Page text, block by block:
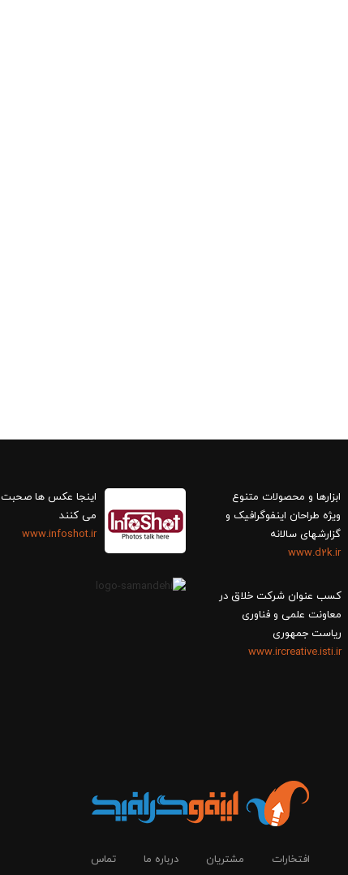
ابزارها و محصولات متنوع
ویژه طراحان اینفوگرافیک و
گزارش‎های سالانه
www.d2k.ir
کسب عنوان شرکت خلاق در
معاونت علمی و فناوری
ریاست جمهوری
www.ircreative.isti.ir
اینجا عکس ها صحبت
می کنند
www.infoshot.ir
افتخارات مشتریان درباره ما تماس